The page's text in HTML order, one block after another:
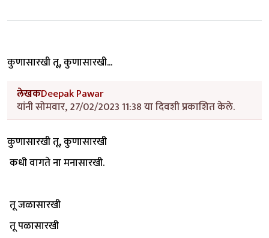
कुणासारखी तू, कुणासारखी...
लेखकDeepak Pawar
यांनी सोमवार, 27/02/2023 11:38 या दिवशी प्रकाशित केले.
कुणासारखी तू, कुणासारखी
कधी वागते ना मनासारखी.
तू जळासारखी
तू पळासारखी